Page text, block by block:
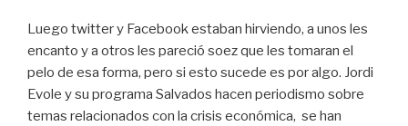
Luego twitter y Facebook estaban hirviendo, a unos les
encanto y a otros les pareció soez que les tomaran el
pelo de esa forma, pero si esto sucede es por algo. Jordi
Evole y su programa Salvados hacen periodismo sobre
temas relacionados con la crisis económica, se han